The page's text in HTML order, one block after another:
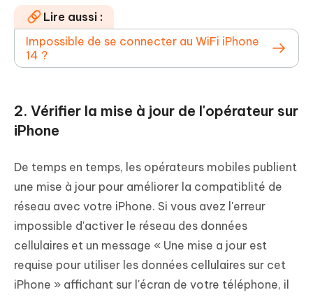
Lire aussi :
Impossible de se connecter au WiFi iPhone
14 ?
2. Vérifier la mise à jour de l'opérateur sur
iPhone
De temps en temps, les opérateurs mobiles publient
une mise à jour pour améliorer la compatiblité de
réseau avec votre iPhone. Si vous avez l'erreur
impossible d'activer le réseau des données
cellulaires et un message « Une mise a jour est
requise pour utiliser les données cellulaires sur cet
iPhone » affichant sur l'écran de votre téléphone, il